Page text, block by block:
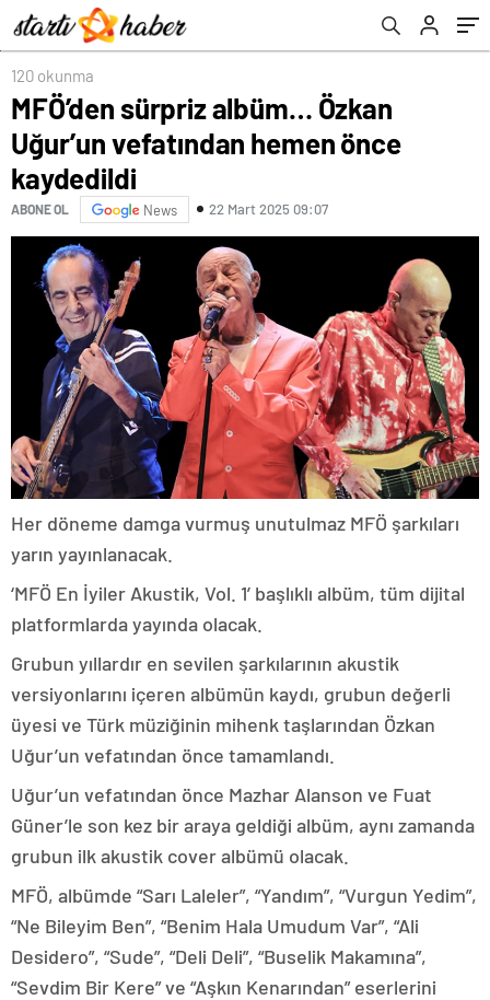
120 okunma
MFÖ’den sürpriz albüm… Özkan
Uğur’un vefatından hemen önce
kaydedildi
ABONE OL News 22 Mart 2025 09:07
Her döneme damga vurmuş unutulmaz MFÖ şarkıları
yarın yayınlanacak.
‘MFÖ En İyiler Akustik, Vol. 1’ başlıklı albüm, tüm dijital
platformlarda yayında olacak.
Grubun yıllardır en sevilen şarkılarının akustik
versiyonlarını içeren albümün kaydı, grubun değerli
üyesi ve Türk müziğinin mihenk taşlarından Özkan
Uğur’un vefatından önce tamamlandı.
Uğur’un vefatından önce Mazhar Alanson ve Fuat
Güner’le son kez bir araya geldiği albüm, aynı zamanda
grubun ilk akustik cover albümü olacak.
MFÖ, albümde “Sarı Laleler”, “Yandım”, “Vurgun Yedim”,
“Ne Bileyim Ben”, “Benim Hala Umudum Var”, “Ali
Desidero”, “Sude”, “Deli Deli”, “Buselik Makamına”,
“Sevdim Bir Kere” ve “Aşkın Kenarından” eserlerini